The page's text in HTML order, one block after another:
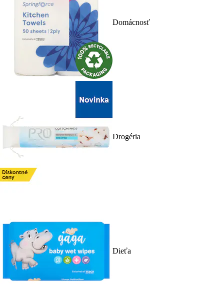
Domácnosť
Drogéria
Dieťa